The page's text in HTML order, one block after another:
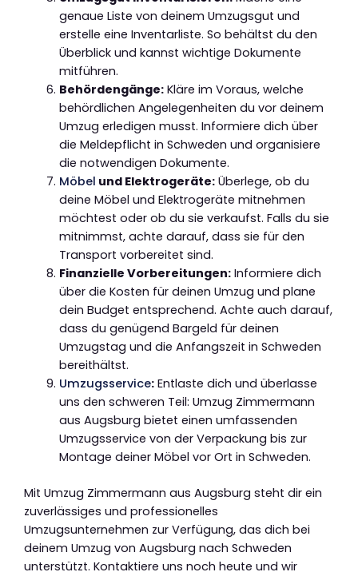
genaue Liste von deinem Umzugsgut und
erstelle eine Inventarliste. So behältst du den
Überblick und kannst wichtige Dokumente
mitführen.
Behördengänge:Kläre im Voraus, welche
behördlichen Angelegenheiten du vor deinem
Umzug erledigen musst. Informiere dich über
die Meldepflicht in Schweden und organisiere
die notwendigen Dokumente.
Möbel und Elektrogeräte:Überlege, ob du
deine Möbel und Elektrogeräte mitnehmen
möchtest oder ob du sie verkaufst. Falls du sie
mitnimmst, achte darauf, dass sie für den
Transport vorbereitet sind.
Finanzielle Vorbereitungen:Informiere dich
über die Kosten für deinen Umzug und plane
dein Budget entsprechend. Achte auch darauf,
dass du genügend Bargeld für deinen
Umzugstag und die Anfangszeit in Schweden
bereithältst.
Umzugsservice:Entlaste dich und überlasse
uns den schweren Teil: Umzug Zimmermann
aus Augsburg bietet einen umfassenden
Umzugsservice von der Verpackung bis zur
Montage deiner Möbel vor Ort in Schweden.
Mit Umzug Zimmermann aus Augsburg steht dir ein
zuverlässiges und professionelles
Umzugsunternehmen zur Verfügung, das dich bei
deinem Umzug von Augsburg nach Schweden
unterstützt. Kontaktiere uns noch heute und wir